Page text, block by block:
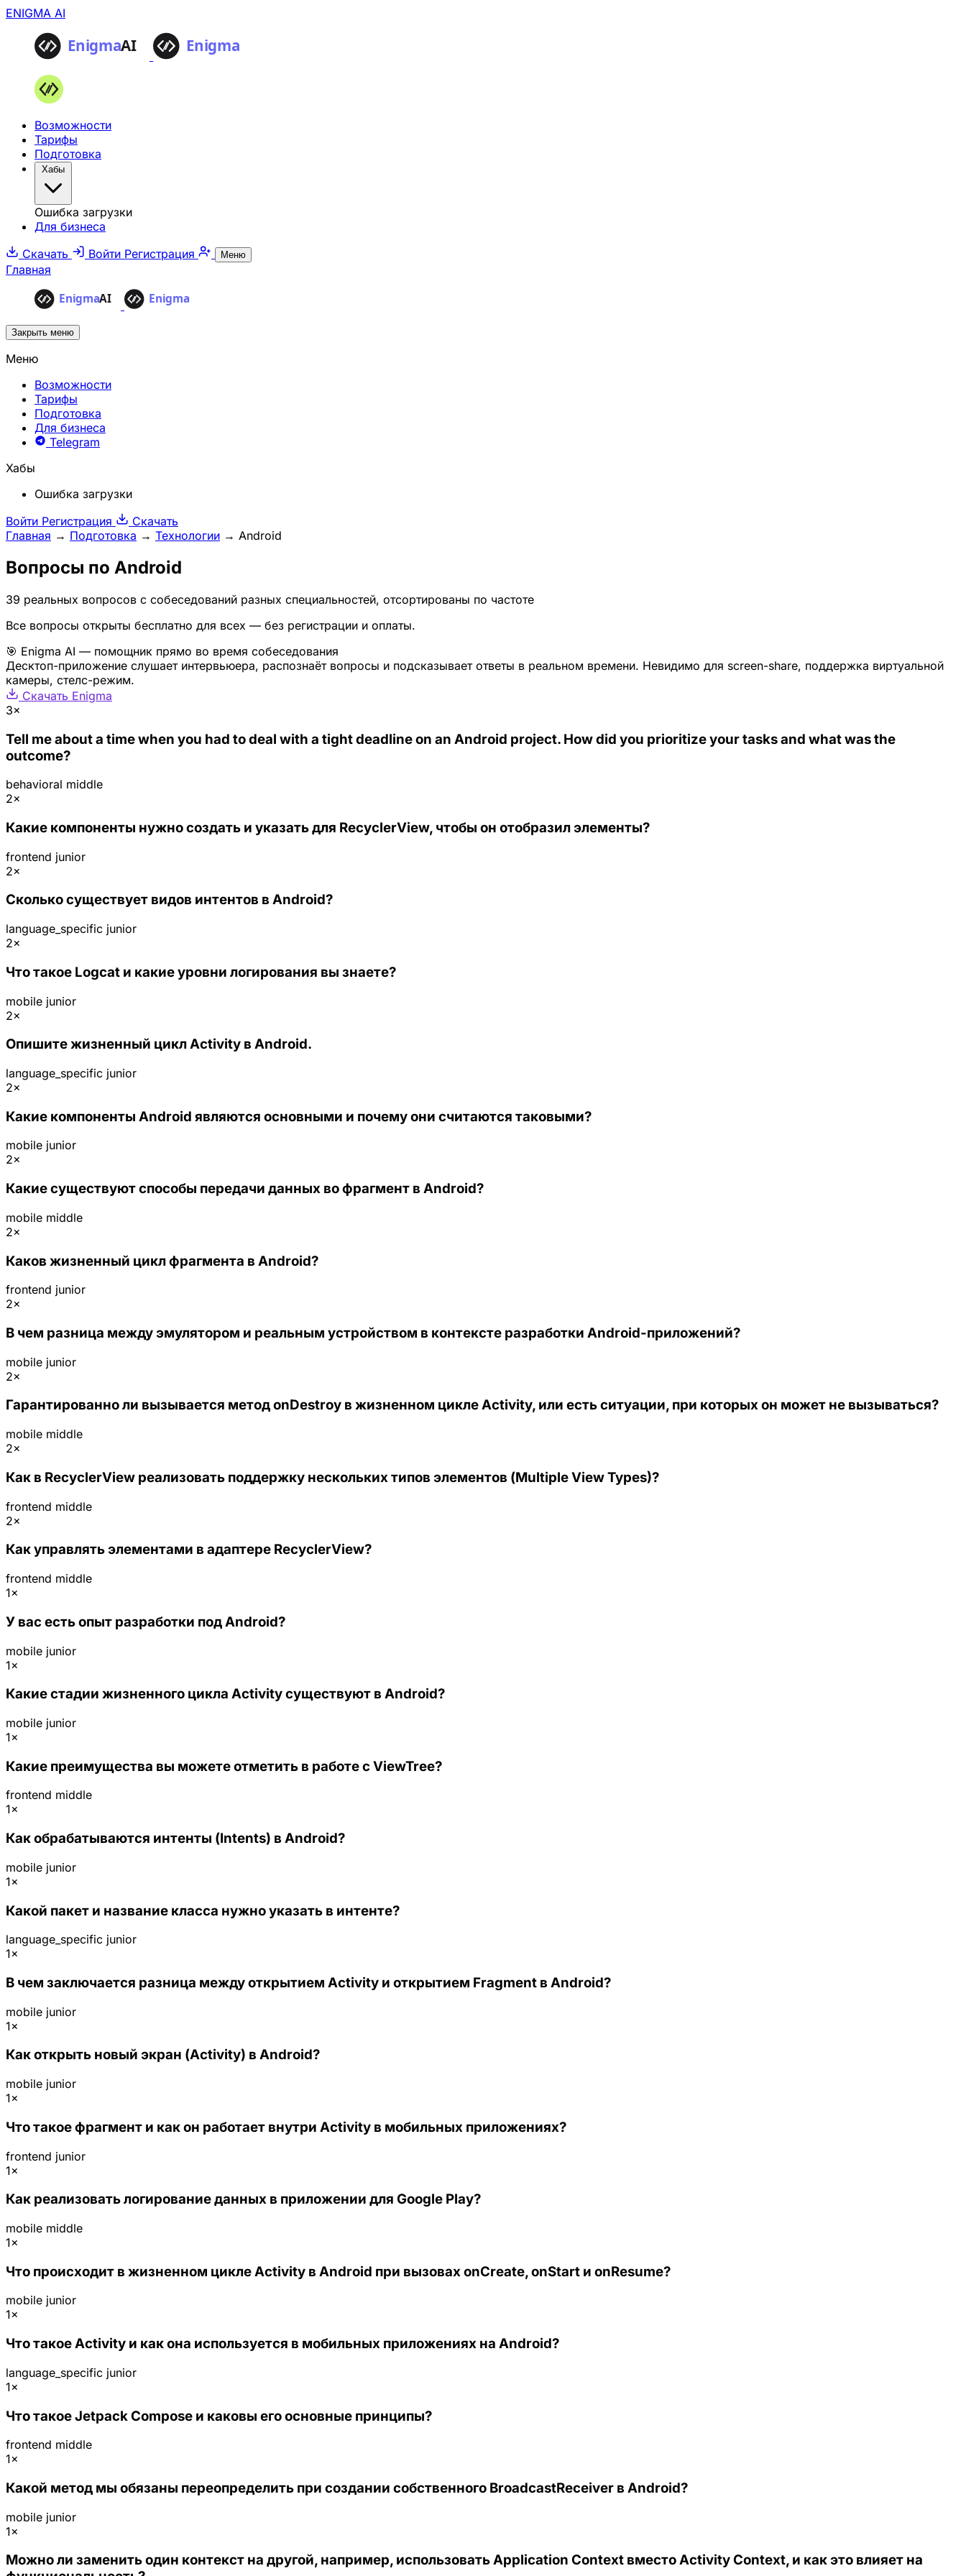
ENIGMA AI
Возможности
Тарифы
Подготовка
Хабы
Ошибка загрузки
Для бизнеса
Скачать
Войти Регистрация Меню
Главная
Закрыть меню
Меню
Возможности
Тарифы
Подготовка
Для бизнеса
Telegram
Хабы
Ошибка загрузки
Войти Регистрация
Скачать
Главная → Подготовка → Технологии → Android
Вопросы по Android
39 реальных вопросов с собеседований разных специальностей, отсортированы по частоте
Все вопросы открыты бесплатно для всех — без регистрации и оплаты.
🎯 Enigma AI — помощник прямо во время собеседования
Десктоп-приложение слушает интервьюера, распознаёт вопросы и подсказывает ответы в реальном времени. Невидимо для screen-share, поддержка виртуальной
камеры, стелс-режим.
Скачать Enigma
3×
Tell me about a time when you had to deal with a tight deadline on an Android project. How did you prioritize your tasks and what was the
outcome?
behavioral middle
2×
Какие компоненты нужно создать и указать для RecyclerView, чтобы он отобразил элементы?
frontend junior
2×
Сколько существует видов интентов в Android?
language_specific junior
2×
Что такое Logcat и какие уровни логирования вы знаете?
mobile junior
2×
Опишите жизненный цикл Activity в Android.
language_specific junior
2×
Какие компоненты Android являются основными и почему они считаются таковыми?
mobile junior
2×
Какие существуют способы передачи данных во фрагмент в Android?
mobile middle
2×
Каков жизненный цикл фрагмента в Android?
frontend junior
2×
В чем разница между эмулятором и реальным устройством в контексте разработки Android-приложений?
mobile junior
2×
Гарантированно ли вызывается метод onDestroy в жизненном цикле Activity, или есть ситуации, при которых он может не вызываться?
mobile middle
2×
Как в RecyclerView реализовать поддержку нескольких типов элементов (Multiple View Types)?
frontend middle
2×
Как управлять элементами в адаптере RecyclerView?
frontend middle
1×
У вас есть опыт разработки под Android?
mobile junior
1×
Какие стадии жизненного цикла Activity существуют в Android?
mobile junior
1×
Какие преимущества вы можете отметить в работе с ViewTree?
frontend middle
1×
Как обрабатываются интенты (Intents) в Android?
mobile junior
1×
Какой пакет и название класса нужно указать в интенте?
language_specific junior
1×
В чем заключается разница между открытием Activity и открытием Fragment в Android?
mobile junior
1×
Как открыть новый экран (Activity) в Android?
mobile junior
1×
Что такое фрагмент и как он работает внутри Activity в мобильных приложениях?
frontend junior
1×
Как реализовать логирование данных в приложении для Google Play?
mobile middle
1×
Что происходит в жизненном цикле Activity в Android при вызовах onCreate, onStart и onResume?
mobile junior
1×
Что такое Activity и как она используется в мобильных приложениях на Android?
language_specific junior
1×
Что такое Jetpack Compose и каковы его основные принципы?
frontend middle
1×
Какой метод мы обязаны переопределить при создании собственного BroadcastReceiver в Android?
mobile junior
1×
Можно ли заменить один контекст на другой, например, использовать Application Context вместо Activity Context, и как это влияет на